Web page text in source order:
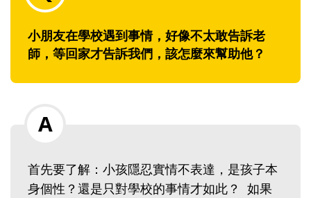
小朋友在學校遇到事情，好像不太敢告訴老
師，等回家才告訴我們，該怎麼來幫助他？
首先要了解：小孩隱忍實情不表達，是孩子本
身個性？還是只對學校的事情才如此？ 如果